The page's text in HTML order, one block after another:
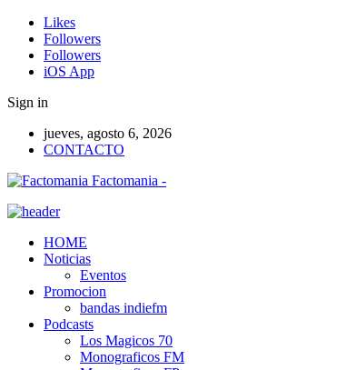
Likes
Followers
Followers
iOS App
Sign in
jueves, agosto 6, 2026
CONTACTO
Factomania -
HOME
Noticias
Eventos
Promocion
bandas indiefm
Podcasts
Los Magicos 70
Monograficos FM